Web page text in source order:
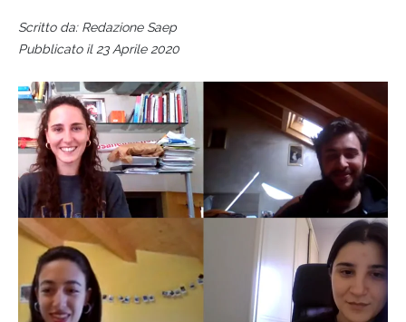
Scritto da: Redazione Saep
Pubblicato il 23 Aprile 2020